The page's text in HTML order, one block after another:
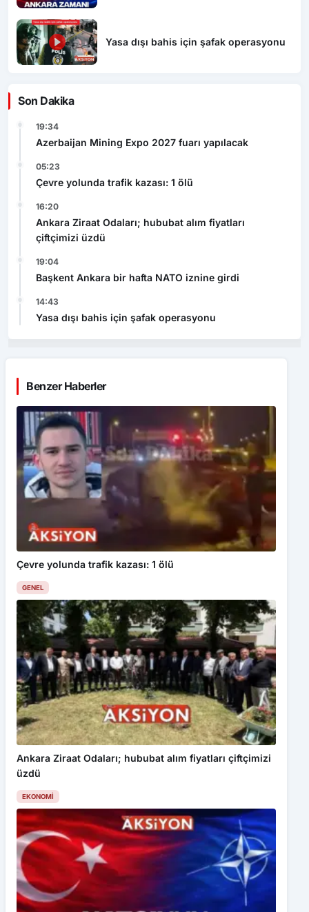
Yasa dışı bahis için şafak operasyonu
Son Dakika
19:34
Azerbaijan Mining Expo 2027 fuarı yapılacak
05:23
Çevre yolunda trafik kazası: 1 ölü
16:20
Ankara Ziraat Odaları; hububat alım fiyatları
çiftçimizi üzdü
19:04
Başkent Ankara bir hafta NATO iznine girdi
14:43
Yasa dışı bahis için şafak operasyonu
Benzer Haberler
Çevre yolunda trafik kazası: 1 ölü
GENEL
Ankara Ziraat Odaları; hububat alım fiyatları çiftçimizi
üzdü
EKONOMI